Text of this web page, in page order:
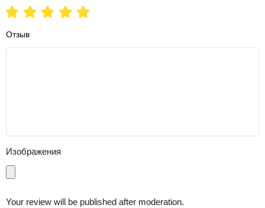
Отзыв
Изображения
Your review will be published after moderation.